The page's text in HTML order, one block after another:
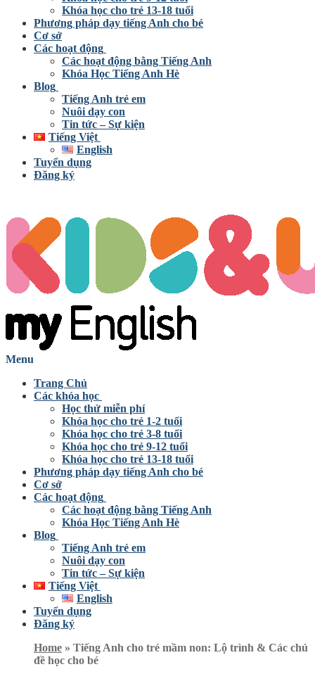
Khóa học cho trẻ 13-18 tuổi
Phương pháp dạy tiếng Anh cho bé
Cơ sở
Các hoạt động
Các hoạt động bằng Tiếng Anh
Khóa Học Tiếng Anh Hè
Blog
Tiếng Anh trẻ em
Nuôi dạy con
Tin tức – Sự kiện
Tiếng Việt
English
Tuyển dụng
Đăng ký
Menu
Trang Chủ
Các khóa học
Học thử miễn phí
Khóa học cho trẻ 1-2 tuổi
Khóa học cho trẻ 3-8 tuổi
Khóa học cho trẻ 9-12 tuổi
Khóa học cho trẻ 13-18 tuổi
Phương pháp dạy tiếng Anh cho bé
Cơ sở
Các hoạt động
Các hoạt động bằng Tiếng Anh
Khóa Học Tiếng Anh Hè
Blog
Tiếng Anh trẻ em
Nuôi dạy con
Tin tức – Sự kiện
Tiếng Việt
English
Tuyển dụng
Đăng ký
Home » Tiếng Anh cho trẻ mầm non: Lộ trình & Các chủ
đề học cho bé